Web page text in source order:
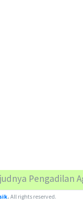
Pengadilan
. All rights reserved.